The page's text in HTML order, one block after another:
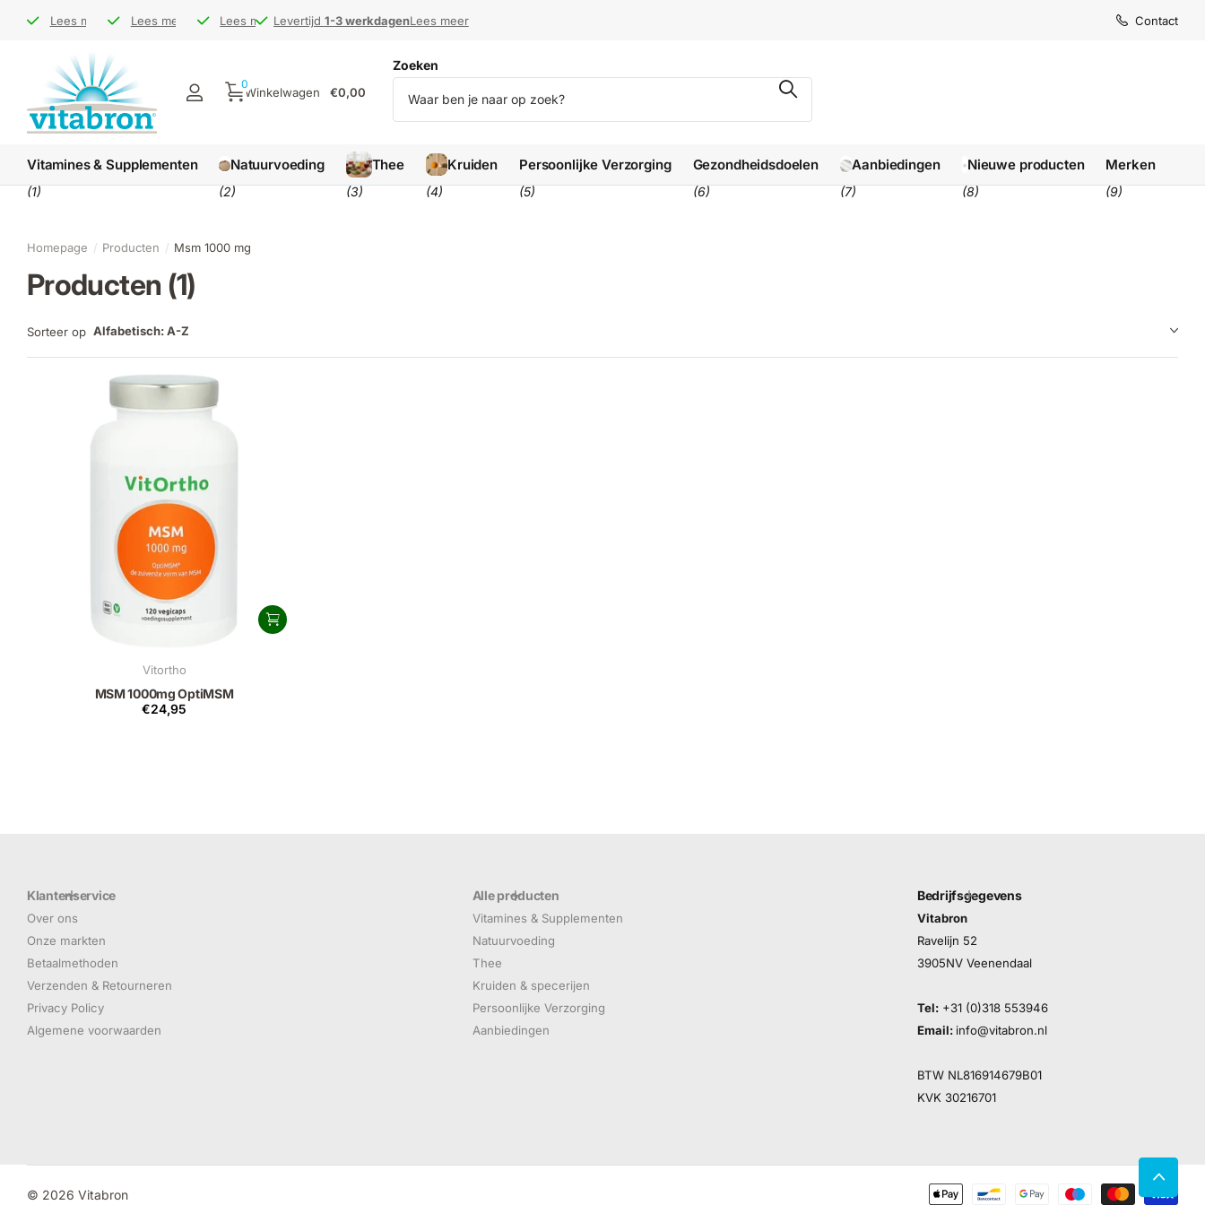
Bezoek ons op demarkt
Lees meer
Bezoek ons op demarkt
Gratis leveringNL € 45 / BE € 65
Lees meer
Gratis leveringNL € 45 / BE € 65
Levertijd1-3 werkdagen
Lees meer
Levertijd1-3 werkdagen
Levertijd 1-3 werkdagenLees meer
Levertijd 1-3 werkdagen Contact
Zoeken
Winkelwagen
0
€0,00
Vitamines & Supplementen
(1)
Natuurvoeding
(2)
Thee
(3)
Kruiden
(4)
Persoonlijke Verzorging
(5)
Gezondheidsdoelen
(6)
Aanbiedingen
(7)
Nieuwe producten
(8)
Merken
(9)
Homepage Producten Msm 1000 mg
Producten (1)
Sorteer op Alfabetisch: A-Z
Vitortho
MSM 1000mg OptiMSM
€24,95
Klantenservice
Over ons
Onze markten
Betaalmethoden
Verzenden & Retourneren
Privacy Policy
Algemene voorwaarden
Alle producten
Vitamines & Supplementen
Natuurvoeding
Thee
Kruiden & specerijen
Persoonlijke Verzorging
Aanbiedingen
Bedrijfsgegevens
Vitabron
Ravelijn 52
3905NV Veenendaal
Tel: +31 (0)318 553946
Email: info@vitabron.nl
BTW NL816914679B01
KVK 30216701
© 2026 Vitabron